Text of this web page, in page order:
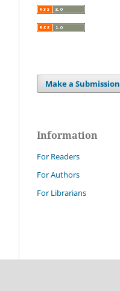
Make a Submission
Information
For Readers
For Authors
For Librarians